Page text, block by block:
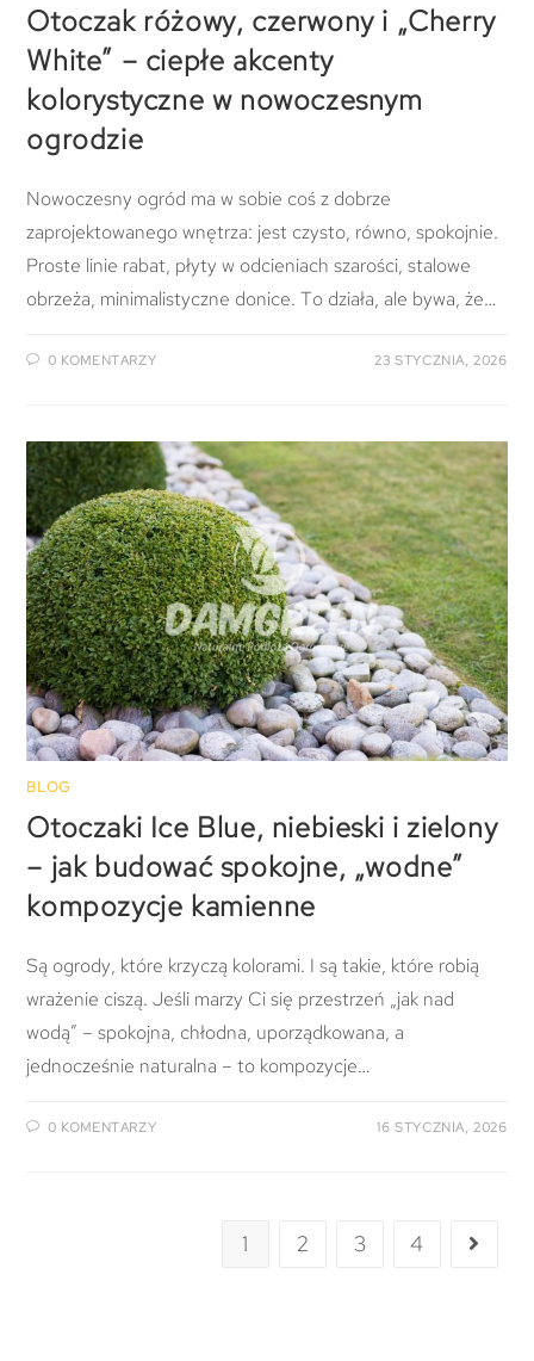
Otoczak różowy, czerwony i „Cherry
White” – ciepłe akcenty
kolorystyczne w nowoczesnym
ogrodzie
Nowoczesny ogród ma w sobie coś z dobrze
zaprojektowanego wnętrza: jest czysto, równo, spokojnie.
Proste linie rabat, płyty w odcieniach szarości, stalowe
obrzeża, minimalistyczne donice. To działa, ale bywa, że…
0 KOMENTARZY 23 STYCZNIA, 2026
BLOG
Otoczaki Ice Blue, niebieski i zielony
– jak budować spokojne, „wodne”
kompozycje kamienne
Są ogrody, które krzyczą kolorami. I są takie, które robią
wrażenie ciszą. Jeśli marzy Ci się przestrzeń „jak nad
wodą” – spokojna, chłodna, uporządkowana, a
jednocześnie naturalna – to kompozycje…
0 KOMENTARZY 16 STYCZNIA, 2026
1 2 3 4